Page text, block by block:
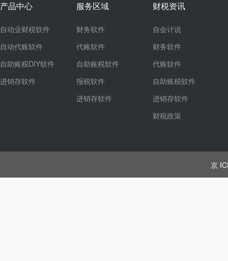
产品中心
自动业财税软件
自动代账软件
自助账税DIY软件
进销存软件
服务区域
财务软件
代账软件
自助账税软件
报税软件
进销存软件
财税资讯
自会计说
财务软件
代账软件
自助账税软件
进销存软件
财税政策
京